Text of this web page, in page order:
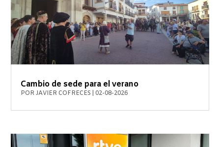
Cambio de sede para el verano
PORJAVIER COFRECES 02-08-2026